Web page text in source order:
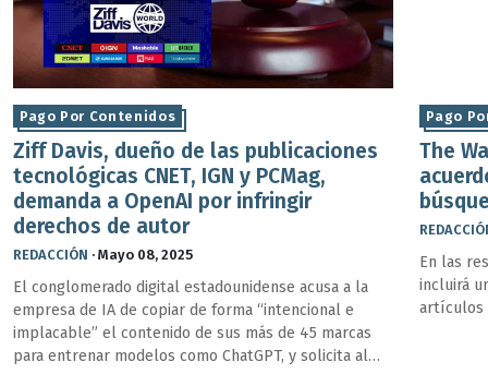
Pago Por Contenidos
Ziff Davis, dueño de las publicaciones
tecnológicas CNET, IGN y PCMag,
demanda a OpenAI por infringir
derechos de autor
REDACCIÓN · Mayo 08, 2025
El conglomerado digital estadounidense acusa a la
empresa de IA de copiar de forma “intencional e
implacable” el contenido de sus más de 45 marcas
para entrenar modelos como ChatGPT, y solicita al
Pago
The
En las
incluirá
artículos